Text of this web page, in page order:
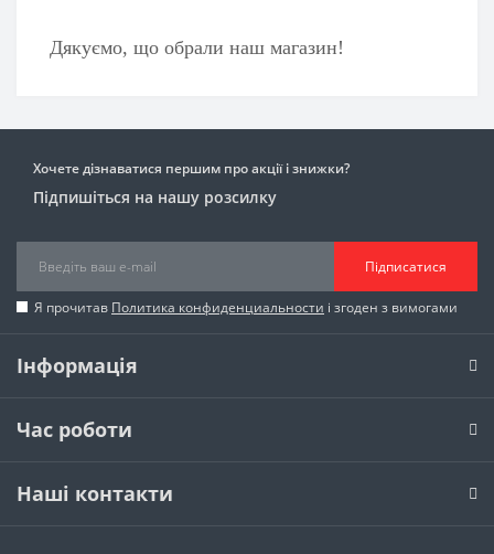
Дякуємо, що обрали наш магазин!
Хочете дізнаватися першим про акції і знижки?
Підпишіться на нашу розсилку
Підписатися
Я прочитав Политика конфиденциальности і згоден з вимогами
Інформація
Час роботи
Наші контакти